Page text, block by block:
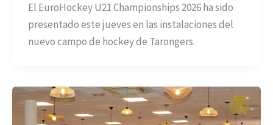
El EuroHockey U21 Championships 2026 ha sido
presentado este jueves en las instalaciones del
nuevo campo de hockey de Tarongers.